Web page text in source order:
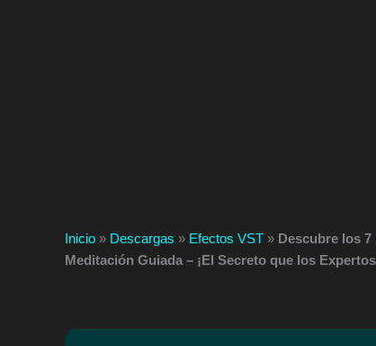
Inicio » Descargas » Efectos VST » Descubre los
Meditación Guiada – ¡El Secreto que los